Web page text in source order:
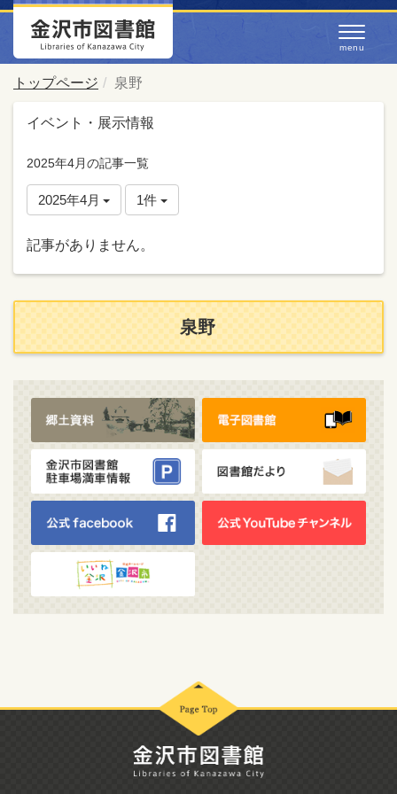
トップページ 泉野
イベント・展示情報
2025年4月の記事一覧
2025年4月 1件
記事がありません。
泉野